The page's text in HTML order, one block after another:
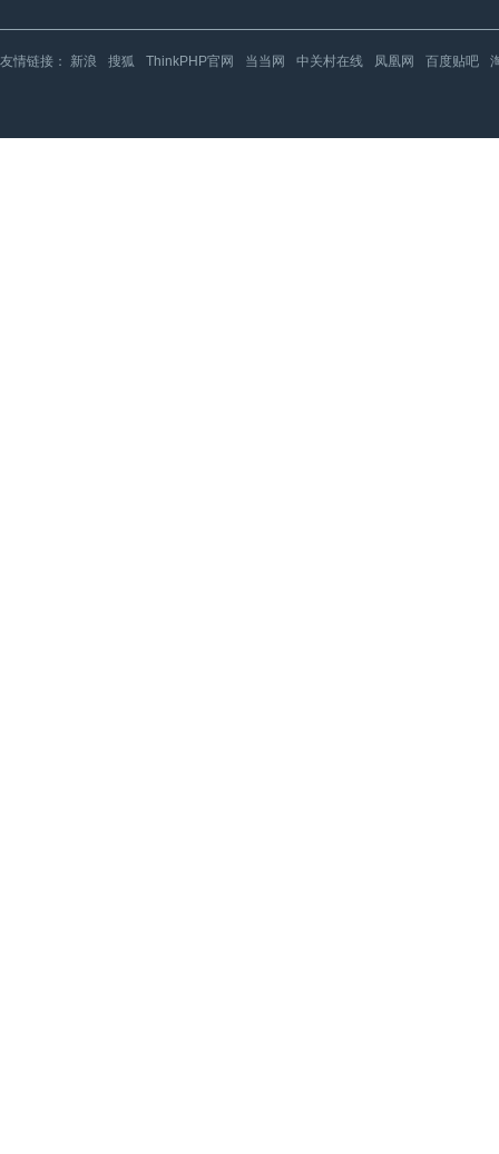
友情链接： 新浪 搜狐 ThinkPHP官网 当当网 中关村在线 凤凰网 百度贴吧